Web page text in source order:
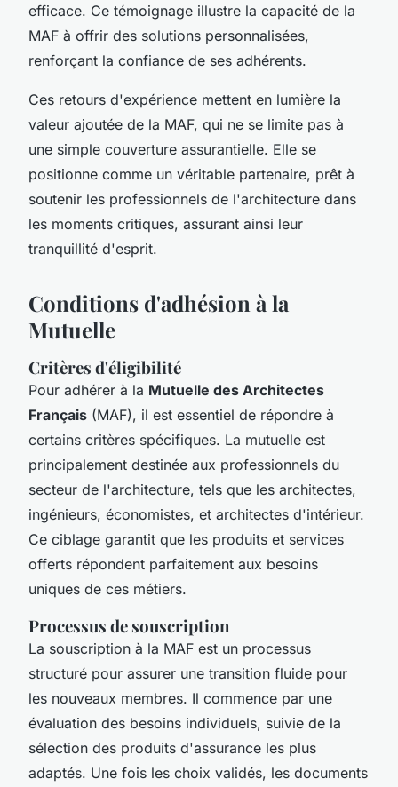
efficace. Ce témoignage illustre la capacité de la
MAF à offrir des solutions personnalisées,
renforçant la confiance de ses adhérents.
Ces retours d'expérience mettent en lumière la
valeur ajoutée de la MAF, qui ne se limite pas à
une simple couverture assurantielle. Elle se
positionne comme un véritable partenaire, prêt à
soutenir les professionnels de l'architecture dans
les moments critiques, assurant ainsi leur
tranquillité d'esprit.
Conditions d'adhésion à la
Mutuelle
Critères d'éligibilité
Pour adhérer à la Mutuelle des Architectes
Français (MAF), il est essentiel de répondre à
certains critères spécifiques. La mutuelle est
principalement destinée aux professionnels du
secteur de l'architecture, tels que les architectes,
ingénieurs, économistes, et architectes d'intérieur.
Ce ciblage garantit que les produits et services
offerts répondent parfaitement aux besoins
uniques de ces métiers.
Processus de souscription
La souscription à la MAF est un processus
structuré pour assurer une transition fluide pour
les nouveaux membres. Il commence par une
évaluation des besoins individuels, suivie de la
sélection des produits d'assurance les plus
adaptés. Une fois les choix validés, les documents